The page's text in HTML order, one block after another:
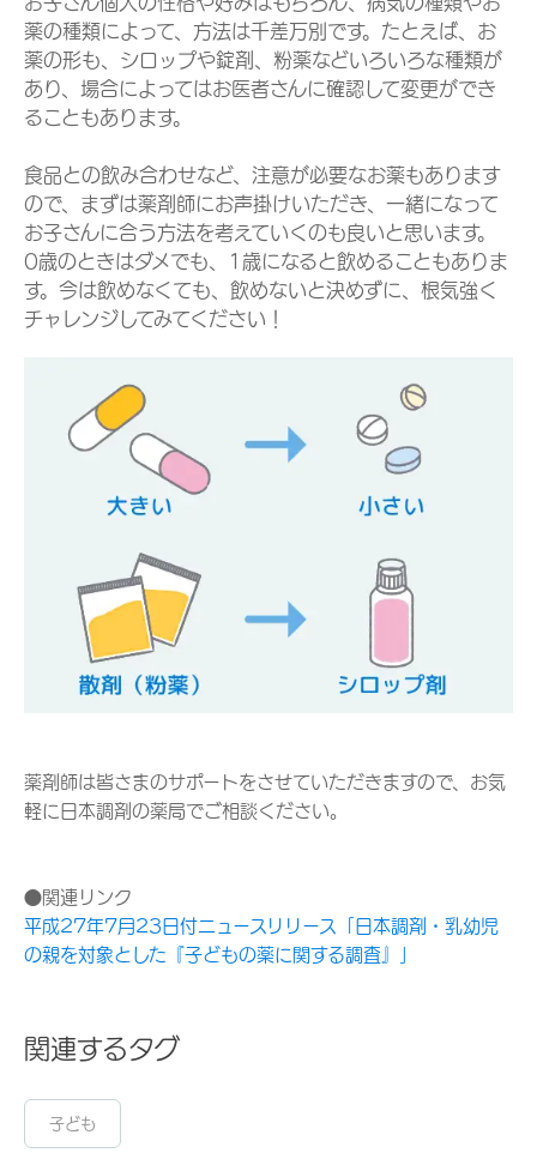
薬の種類によって、方法は千差万別です。たとえば、お
薬の形も、シロップや錠剤、粉薬などいろいろな種類が
あり、場合によってはお医者さんに確認して変更ができ
ることもあります。
食品との飲み合わせなど、注意が必要なお薬もあります
ので、まずは薬剤師にお声掛けいただき、一緒になって
お子さんに合う方法を考えていくのも良いと思います。
0歳のときはダメでも、1歳になると飲めることもありま
す。今は飲めなくても、飲めないと決めずに、根気強く
チャレンジしてみてください！
薬剤師は皆さまのサポートをさせていただきますので、お気
軽に日本調剤の薬局でご相談ください。
●関連リンク
平成27年7月23日付ニュースリリース「日本調剤・乳幼児
の親を対象とした『子どもの薬に関する調査』」
関連するタグ
子ども